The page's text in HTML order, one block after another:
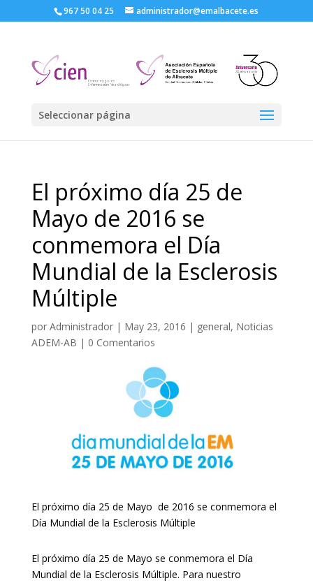
967 50 04 25 administrador@emalbacete.es
Seleccionar página
El próximo día 25 de
Mayo de 2016 se
conmemora el Día
Mundial de la Esclerosis
Múltiple
por Administrador| May 23, 2016 | general, Noticias
ADEM-AB | 0 Comentarios
El próximo día 25 de Mayo de 2016 se conmemora el
Día Mundial de la Esclerosis Múltiple
El próximo día 25 de Mayo se conmemora el Día
Mundial de la Esclerosis Múltiple. Para nuestro